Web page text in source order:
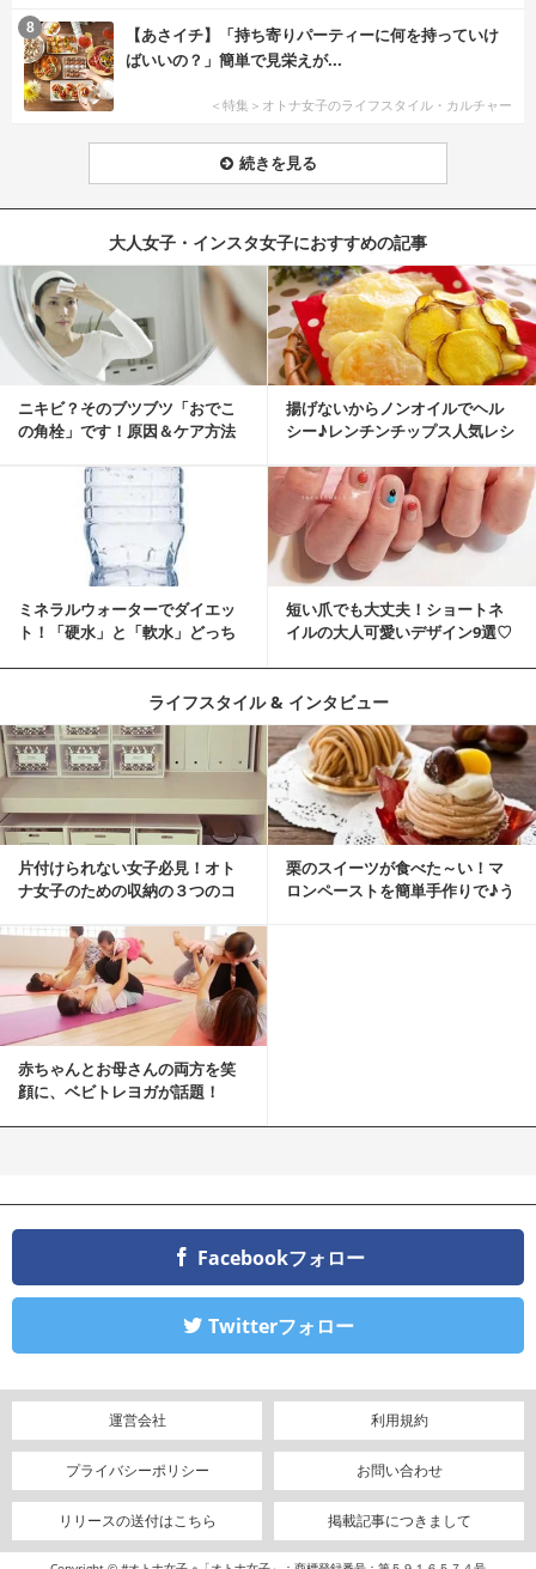
【あさイチ】「持ち寄りパーティーに何を持っていけ
ばいいの？」簡単で見栄えが...
＜特集＞オトナ女子のライフスタイル・カルチャー
8
続きを見る
大人女子・インスタ女子におすすめの記事
ニキビ？そのブツブツ「おでこ
の角栓」です！原因＆ケア方法
揚げないからノンオイルでヘル
シー♪レンチンチップス人気レシ
ミネラルウォーターでダイエッ
ト！「硬水」と「軟水」どっち
短い爪でも大丈夫！ショートネ
イルの大人可愛いデザイン9選♡
ライフスタイル & インタビュー
片付けられない女子必見！オト
ナ女子のための収納の３つのコ
栗のスイーツが食べた～い！マ
ロンペーストを簡単手作りで♪う
赤ちゃんとお母さんの両方を笑
顔に、ベビトレヨガが話題！
Facebookフォロー
Twitterフォロー
運営会社 利用規約
プライバシーポリシー お問い合わせ
リリースの送付はこちら 掲載記事につきまして